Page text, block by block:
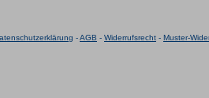
-AGB - Widerrufsrecht - Muster-